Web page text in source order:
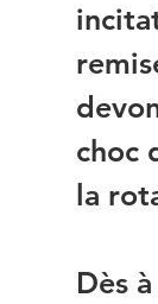
choc
la
Dès